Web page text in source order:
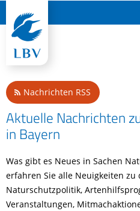
Nachrichten RSS
Aktuelle Nachrichten
in Bayern
Was gibt es Neues in Sachen
erfahren Sie alle Neuigkeiten
Naturschutzpolitik,
Veranstaltungen,